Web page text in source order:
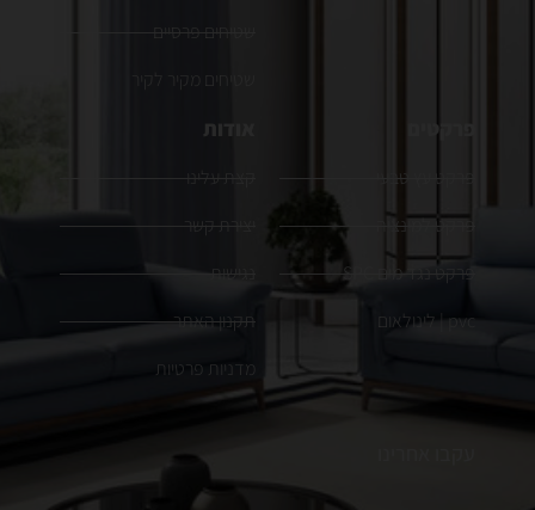
שטיחים פרסיים
שטיחים מקיר לקיר
פרקטים
פרקט עץ טבעי
פרקט למינציה
פרקט נגד מים SPC
pvc | לינולאום
אודות
קצת עלינו
יצירת קשר
נגישות
תקנון האתר
מדניות פרטיות